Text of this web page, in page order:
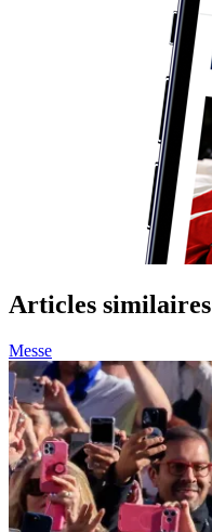
Articles similaires
Messe